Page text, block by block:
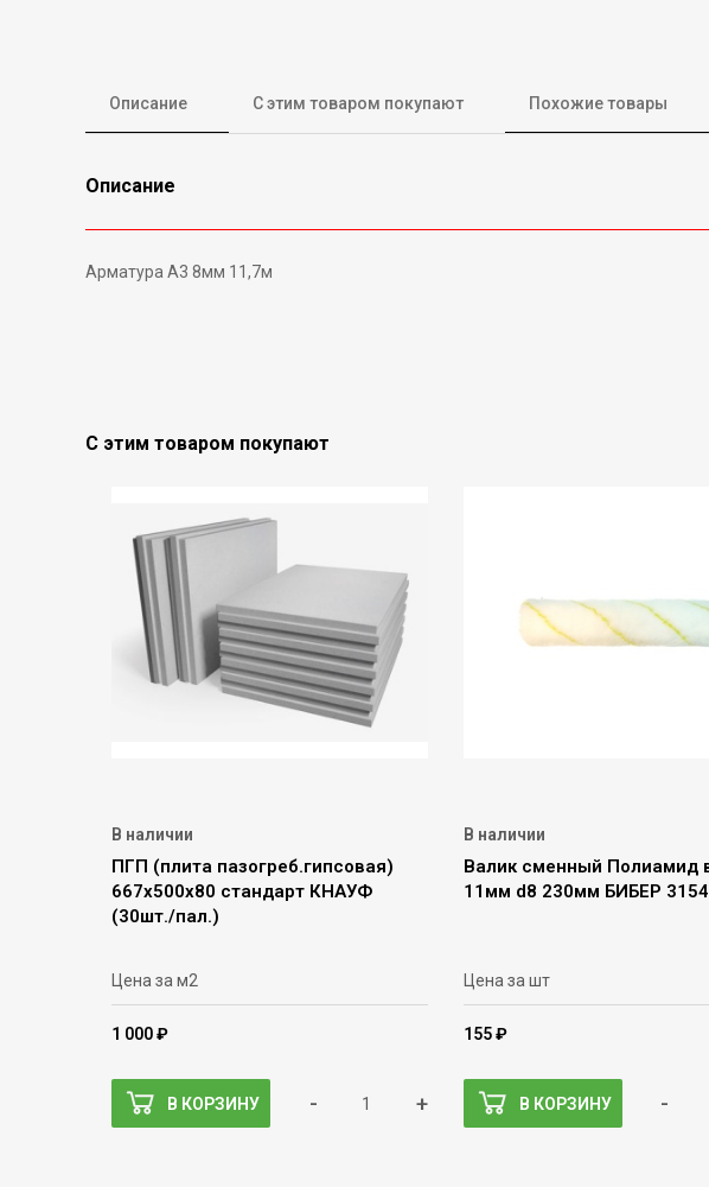
Описание С этим товаром покупают Похожие товары
Описание
Арматура А3 8мм 11,7м
С этим товаром покупают
В наличии
ПГП (плита пазогреб.гипсовая)
667х500х80 стандарт КНАУФ
(30шт./пал.)
Цена за м2
1 000 ₽
В КОРЗИНУ - +
В наличии
Валик сменный Полиамид
11мм d8 230мм БИБЕР
Цена за шт
155 ₽
В КОРЗИНУ -